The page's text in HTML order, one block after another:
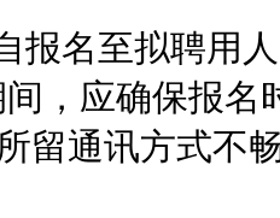
名至拟聘用人
，应确保报名
留通讯方式不